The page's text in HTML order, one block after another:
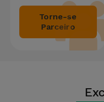
Torne-se
Parceiro